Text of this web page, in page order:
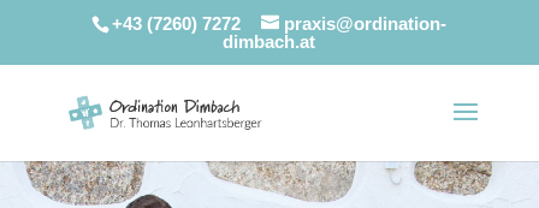
+43 (7260) 7272
praxis@ordination-
dimbach.at